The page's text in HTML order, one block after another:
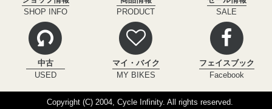
ナン
フ
ィ
ニ
ィ
SHOP INFO
PRODUCT
SALE
中古
USED
マイ・バイク
MY BIKES
フェイスブック
Facebook
Copyright (C) 2004, Cycle Infinity. All rights reserved.